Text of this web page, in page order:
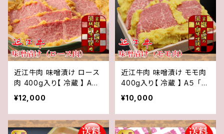
近江牛肉 味噌漬け ロース
肉 400g入り【 冷蔵 】 A５
「 認定 」近江牛★ 送料無料
★※一部地域を除く
¥12,000
近江牛肉 味噌漬け モモ肉
400g入り【 冷蔵 】 A５ 「
認定 」近江牛★ 送料無料
★※一部地域を除く
¥10,000